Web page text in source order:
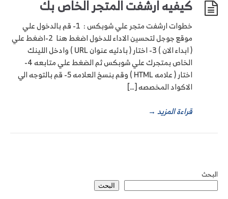
كيفيه ارشفت المتجر الخاص بك
خطوات ارشفت متجر علي شوبكس : 1- قم بالدخول علي
موقع جوجل لتحسين الاداء للدخول اضغط هنا 2-اضغط علي
( ابداء الان ) 3- اختار ( بادئيه عنوان URL ) وادخل اللينك
الخاص بمتجرك علي شوبكس ثم الضغط علي متابعه 4-
اختار ( علامه HTML ) وقم بنسخ العلامه 5- قم بالتوجه الي
الاكواد المخصصه […]
قراءة المزيد →
البحث
البحث